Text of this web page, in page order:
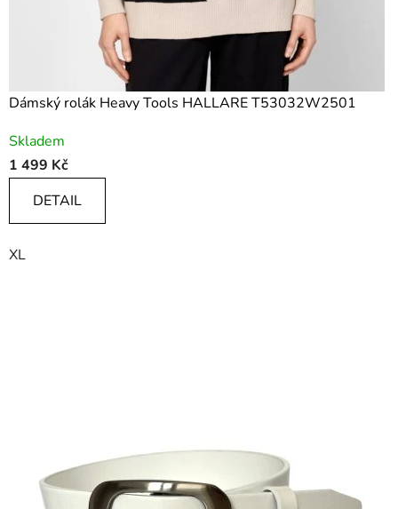
Dámský rolák Heavy Tools HALLARE T53032W2501
Skladem
1 499 Kč
DETAIL
XL